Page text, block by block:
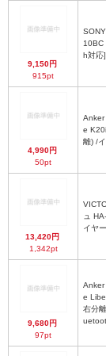
9,150円
915pt
SONY
10BC
h対応]
4,990円
50pt
Anker
e
離) /
13,420円
1,342pt
ュ
イヤ
9,680円
97pt
Anker
e
右分